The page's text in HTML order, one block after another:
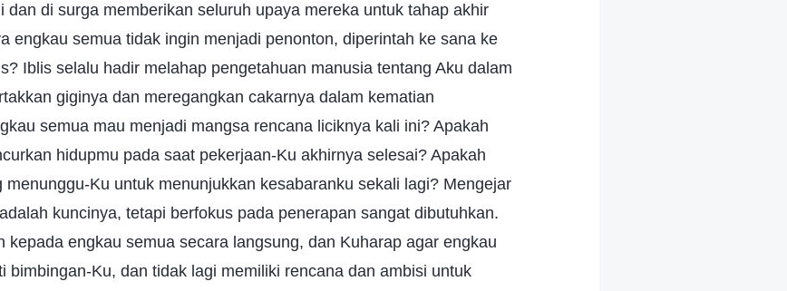
dan di surga memberikan seluruh upaya mereka untuk tahap akhir
engkau semua tidak ingin menjadi penonton, diperintah ke sana ke
Iblis selalu hadir melahap pengetahuan manusia tentang Aku dalam
giginya dan meregangkan cakarnya dalam kematian
semua mau menjadi mangsa rencana liciknya kali ini? Apakah
hidupmu pada saat pekerjaan-Ku akhirnya selesai? Apakah
menunggu-Ku untuk menunjukkan kesabaranku sekali lagi? Mengejar
kuncinya, tetapi berfokus pada penerapan sangat dibutuhkan.
kepada engkau semua secara langsung, dan Kuharap agar engkau
bimbingan-Ku, dan tidak lagi memiliki rencana dan ambisi untuk